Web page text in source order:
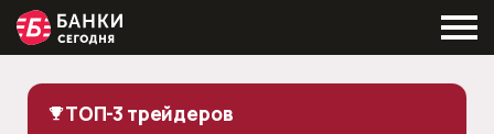
ТОП-3 трейдеров